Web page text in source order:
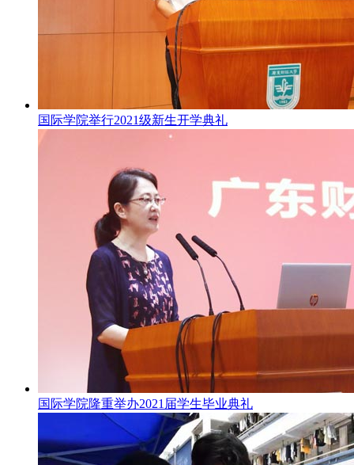
国际学院举行2021级新生开学典礼
国际学院隆重举办2021届学生毕业典礼